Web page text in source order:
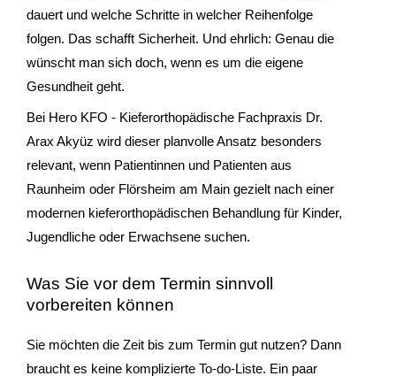
dauert und welche Schritte in welcher Reihenfolge
folgen. Das schafft Sicherheit. Und ehrlich: Genau die
wünscht man sich doch, wenn es um die eigene
Gesundheit geht.
Bei Hero KFO - Kieferorthopädische Fachpraxis Dr.
Arax Akyüz wird dieser planvolle Ansatz besonders
relevant, wenn Patientinnen und Patienten aus
Raunheim oder Flörsheim am Main gezielt nach einer
modernen kieferorthopädischen Behandlung für Kinder,
Jugendliche oder Erwachsene suchen.
Was Sie vor dem Termin sinnvoll
vorbereiten können
Sie möchten die Zeit bis zum Termin gut nutzen? Dann
braucht es keine komplizierte To-do-Liste. Ein paar